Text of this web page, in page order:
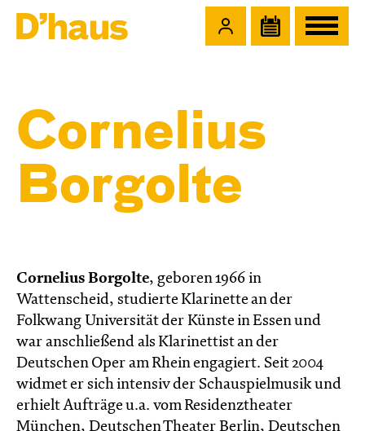
Cornelius
Borgolte
Cornelius Borgolte, geboren 1966 in
Wattenscheid, studierte Klarinette an der
Folkwang Universität der Künste in Essen und
war anschließend als Klarinettist an der
Deutschen Oper am Rhein engagiert. Seit 2004
widmet er sich intensiv der Schauspielmusik und
erhielt Aufträge u.a. vom Residenztheater
München, Deutschen Theater Berlin, Deutschen